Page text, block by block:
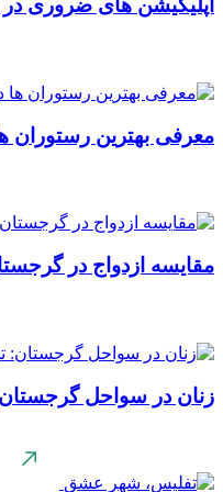
اپلیکیشن های ضروری در
معرفی بهترین رستوران
مقایسه ازدواج در
زنان در سواحل